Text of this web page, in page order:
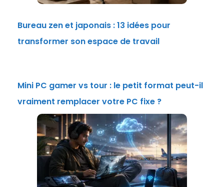
Bureau zen et japonais : 13 idées pour
transformer son espace de travail
Mini PC gamer vs tour : le petit format peut-il
vraiment remplacer votre PC fixe ?